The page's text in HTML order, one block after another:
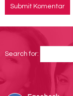
Search for: